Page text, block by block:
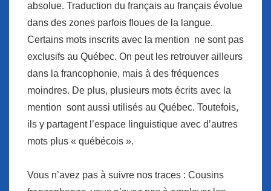
absolue. Traduction du français au français évolue
dans des zones parfois floues de la langue.
Certains mots inscrits avec la mention ne sont pas
exclusifs au Québec. On peut les retrouver ailleurs
dans la francophonie, mais à des fréquences
moindres. De plus, plusieurs mots écrits avec la
mention sont aussi utilisés au Québec. Toutefois,
ils y partagent l’espace linguistique avec d’autres
mots plus « québécois ».
Vous n’avez pas à suivre nos traces : Cousins